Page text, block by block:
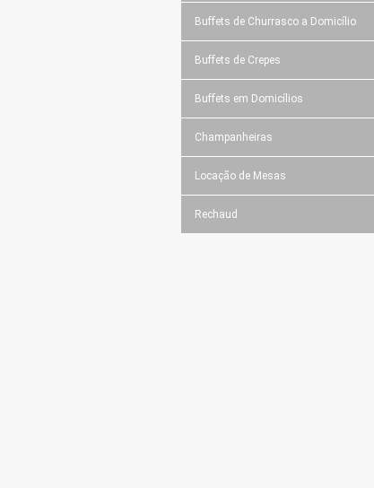
Buffets de Churrasco a Domicílio
Buffets de Crepes
Buffets em Domicílios
Champanheiras
Locação de Mesas
Rechaud